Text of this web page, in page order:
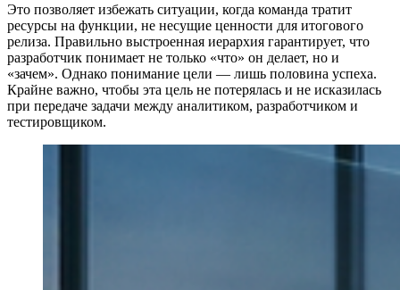
Это позволяет избежать ситуации, когда команда тратит
ресурсы на функции, не несущие ценности для итогового
релиза. Правильно выстроенная иерархия гарантирует, что
разработчик понимает не только «что» он делает, но и
«зачем». Однако понимание цели — лишь половина успеха.
Крайне важно, чтобы эта цель не потерялась и не исказилась
при передаче задачи между аналитиком, разработчиком и
тестировщиком.